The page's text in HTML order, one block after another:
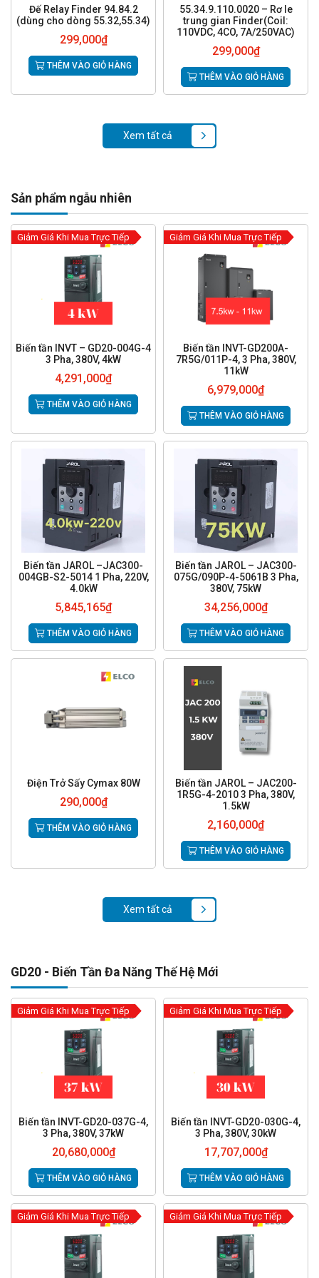
Đế Relay Finder 94.84.2
(dùng cho dòng 55.32,55.34)
299,000₫
THÊM VÀO GIỎ HÀNG
55.34.9.110.0020 – Rơ le
trung gian Finder(Coil:
110VDC, 4CO, 7A/250VAC)
299,000₫
THÊM VÀO GIỎ HÀNG
Xem tất cả
Sản phẩm ngẫu nhiên
Giảm Giá Khi Mua Trực Tiếp
Biến tần INVT – GD20-004G-4
3 Pha, 380V, 4kW
4,291,000₫
THÊM VÀO GIỎ HÀNG
Giảm Giá Khi Mua Trực Tiếp
Biến tần INVT-GD200A-
7R5G/011P-4, 3 Pha, 380V,
11kW
6,979,000₫
THÊM VÀO GIỎ HÀNG
Biến tần JAROL –JAC300-
004GB-S2-5014 1 Pha, 220V,
4.0kW
5,845,165₫
THÊM VÀO GIỎ HÀNG
Biến tần JAROL – JAC300-
075G/090P-4-5061B 3 Pha,
380V, 75kW
34,256,000₫
THÊM VÀO GIỎ HÀNG
Điện Trở Sấy Cymax 80W
290,000₫
THÊM VÀO GIỎ HÀNG
Biến tần JAROL – JAC200-
1R5G-4-2010 3 Pha, 380V,
1.5kW
2,160,000₫
THÊM VÀO GIỎ HÀNG
Xem tất cả
GD20 - Biến Tần Đa Năng Thế Hệ Mới
Giảm Giá Khi Mua Trực Tiếp
Biến tần INVT-GD20-037G-4,
3 Pha, 380V, 37kW
20,680,000₫
THÊM VÀO GIỎ HÀNG
Giảm Giá Khi Mua Trực Tiếp
Biến tần INVT-GD20-030G-4,
3 Pha, 380V, 30kW
17,707,000₫
THÊM VÀO GIỎ HÀNG
Giảm Giá Khi Mua Trực Tiếp Giảm Giá Khi Mua Trực Tiếp